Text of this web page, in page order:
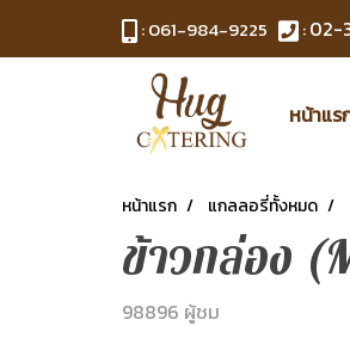
:061-984-9225 :02-
หน้าแร
หน้าแรก แกลลอรี่ทั้งหมด
ข้าวกล่อง
98896 ผู้ชม